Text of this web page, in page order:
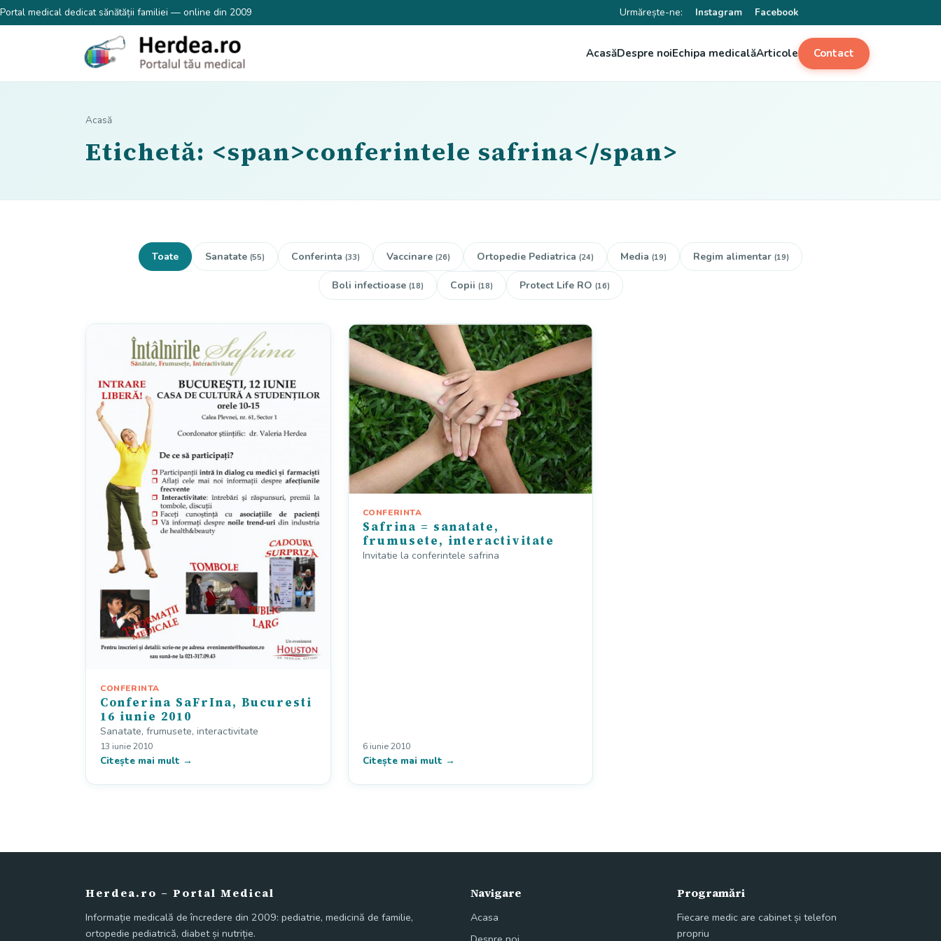
Portal medical dedicat sănătății familiei — online din 2009 Urmărește-ne: Instagram Facebook
AcasăDespre noiEchipa medicalăArticole Contact
Acasă
Etichetă: <span>conferintele safrina</span>
Toate Sanatate (55) Conferinta (33) Vaccinare (26) Ortopedie Pediatrica (24) Media (19) Regim alimentar (19)
Boli infectioase (18) Copii (18) Protect Life RO (16)
CONFERINTA
Conferina SaFrIna, Bucuresti
16 iunie 2010
Sanatate, frumusete, interactivitate
13 iunie 2010
Citește mai mult →
CONFERINTA
Safrina = sanatate,
frumusete, interactivitate
Invitatie la conferintele safrina
6 iunie 2010
Citește mai mult →
Herdea.ro – Portal Medical
Informație medicală de încredere din 2009: pediatrie, medicină de familie,
ortopedie pediatrică, diabet și nutriție.
Navigare
Acasa
Programări
Fiecare medic are cabinet și telefon
propriu